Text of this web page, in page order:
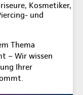
Kosmetiker,
und
Thema
– Wir wissen
Ihrer